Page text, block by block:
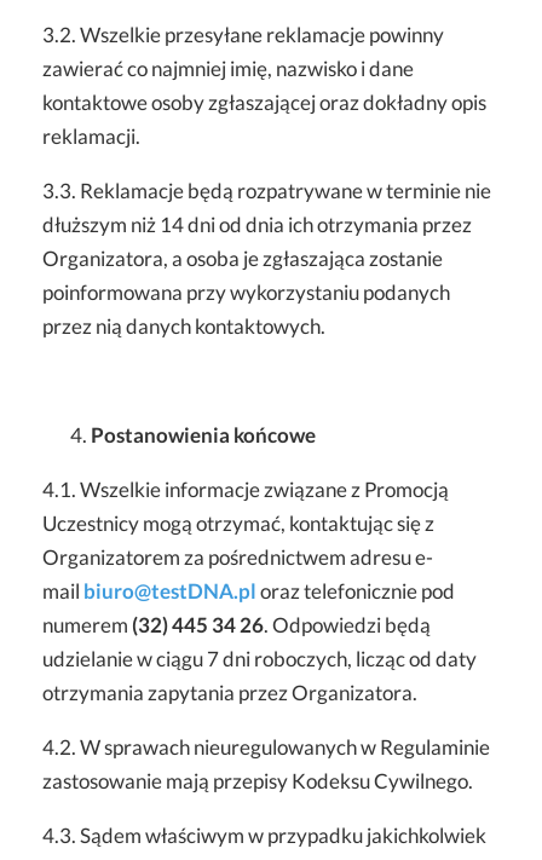
3.2. Wszelkie przesyłane reklamacje powinny
zawierać co najmniej imię, nazwisko i dane
kontaktowe osoby zgłaszającej oraz dokładny opis
reklamacji.
3.3. Reklamacje będą rozpatrywane w terminie nie
dłuższym niż 14 dni od dnia ich otrzymania przez
Organizatora, a osoba je zgłaszająca zostanie
poinformowana przy wykorzystaniu podanych
przez nią danych kontaktowych.
Postanowienia końcowe
4.1. Wszelkie informacje związane z Promocją
Uczestnicy mogą otrzymać, kontaktując się z
Organizatorem za pośrednictwem adresu e-
mail biuro@testDNA.ploraz telefonicznie pod
numerem (32) 445 34 26. Odpowiedzi będą
udzielanie w ciągu 7 dni roboczych, licząc od daty
otrzymania zapytania przez Organizatora.
4.2. W sprawach nieuregulowanych w Regulaminie
zastosowanie mają przepisy Kodeksu Cywilnego.
4.3. Sądem właściwym w przypadku jakichkolwiek